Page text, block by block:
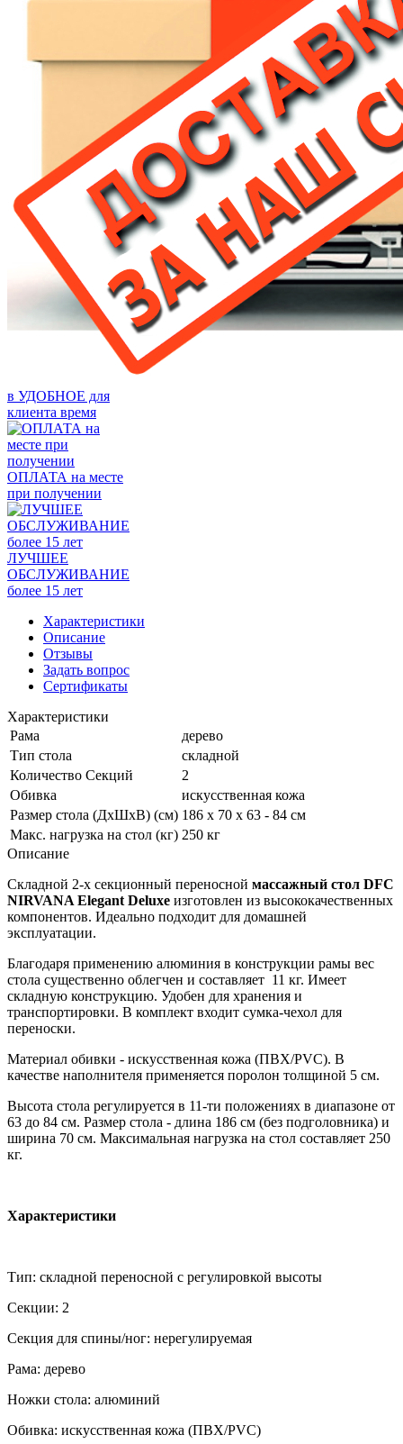
в УДОБНОЕ для
клиента время
ОПЛАТА на месте
при получении
ЛУЧШЕЕ
ОБСЛУЖИВАНИЕ
более 15 лет
Характеристики
Описание
Отзывы
Задать вопрос
Сертификаты
Характеристики
Рама
дерево
Тип стола
складной
Количество Секций
2
Обивка
искусственная кожа
Размер стола (ДхШхВ) (см) 186 х 70 х 63 - 84 см
Макс. нагрузка на стол (кг) 250 кг
Описание
Складной 2-х секционный переносной массажный стол DFC
NIRVANA Elegant Deluxe изготовлен из высококачественных
компонентов. Идеально подходит для домашней
эксплуатации.
Благодаря применению алюминия в конструкции рамы вес
стола существенно облегчен и составляет 11 кг. Имеет
складную конструкцию. Удобен для хранения и
транспортировки. В комплект входит сумка-чехол для
переноски.
Материал обивки - искусственная кожа (ПВХ/PVC). В
качестве наполнителя применяется поролон толщиной 5 см.
Высота стола регулируется в 11-ти положениях в диапазоне от
63 до 84 см. Размер стола - длина 186 см (без подголовника) и
ширина 70 см. Максимальная нагрузка на стол составляет 250
кг.
Характеристики
Тип: складной переносной с регулировкой высоты
Секции: 2
Секция для спины/ног: нерегулируемая
Рама: дерево
Ножки стола: алюминий
Обивка: искусственная кожа (ПВХ/PVC)